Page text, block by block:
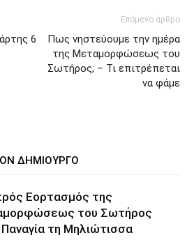
6
Επόμενο άρθρο
Πως νηστεύουμε την ημέρα
της Μεταμορφώσεως του
Σωτήρος; – Τι επιτρέπεται
να φάμε
ΔΗΜΙΟΥΡΓΟ
Εορτασμός της
του Σωτήρος
τη Μηλιώτισσα